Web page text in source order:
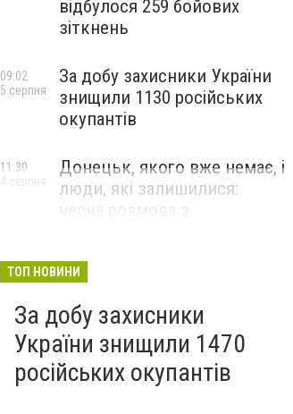
відбулося 259 бойових
зіткнень
За добу захисники України
знищили 1130 російських
окупантів
09:02
5 серпня
Донецьк, якого вже немає, і
люди, які залишилися:
11:30
4 серпня
ТОП НОВИНИ
За добу захисники
України знищили 1470
російських окупантів